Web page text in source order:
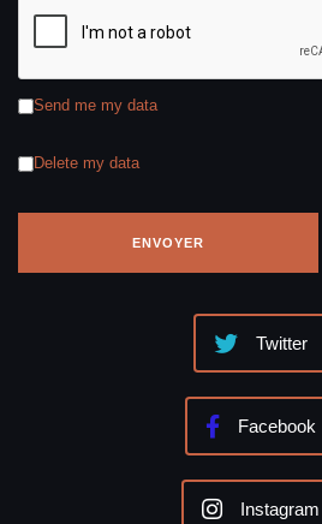
Send me my data
Delete my data
Twitter
Facebook
Instagram